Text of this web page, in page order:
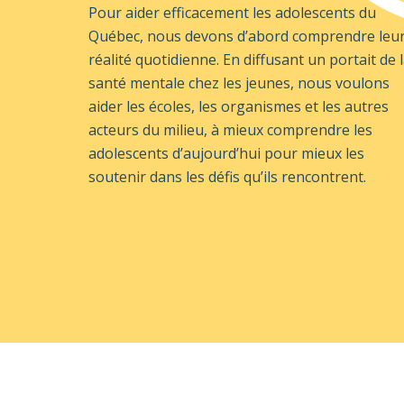
Pour aider efficacement les adolescents du
Québec, nous devons d’abord comprendre
réalité quotidienne. En diffusant un portaitde
santé mentale chez les jeunes, nous voulons
aider les écoles, les organismes et les autres
acteurs du milieu, à mieux comprendre les
adolescents d’aujourd’hui pour mieux les
soutenir dans les défis qu’ils rencontrent.